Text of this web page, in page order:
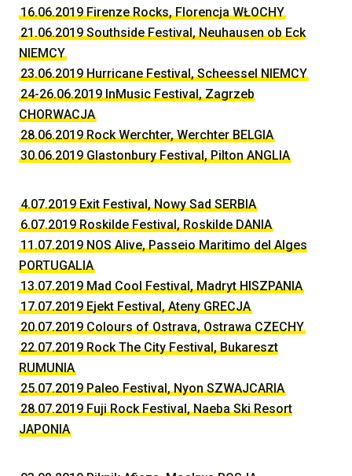
16.06.2019 Firenze Rocks, Florencja WŁOCHY
21.06.2019 Southside Festival, Neuhausen ob Eck
NIEMCY
23.06.2019 Hurricane Festival, Scheessel NIEMCY
24-26.06.2019 InMusic Festival, Zagrzeb
CHORWACJA
28.06.2019 Rock Werchter, Werchter BELGIA
30.06.2019 Glastonbury Festival, Pilton ANGLIA
4.07.2019 Exit Festival, Nowy Sad SERBIA
6.07.2019 Roskilde Festival, Roskilde DANIA
11.07.2019 NOS Alive, Passeio Maritimo del Alges
PORTUGALIA
13.07.2019 Mad Cool Festival, Madryt HISZPANIA
17.07.2019 Ejekt Festival, Ateny GRECJA
20.07.2019 Colours of Ostrava, Ostrawa CZECHY
22.07.2019 Rock The City Festival, Bukareszt
RUMUNIA
25.07.2019 Paleo Festival, Nyon SZWAJCARIA
28.07.2019 Fuji Rock Festival, Naeba Ski Resort
JAPONIA